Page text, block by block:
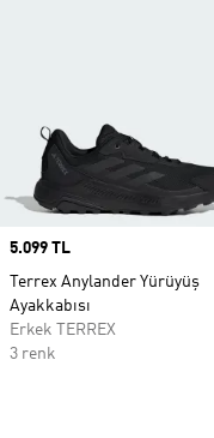
Price
5.099 TL
Terrex Anylander Yürüyüş
Ayakkabısı
Erkek TERREX
3 renk